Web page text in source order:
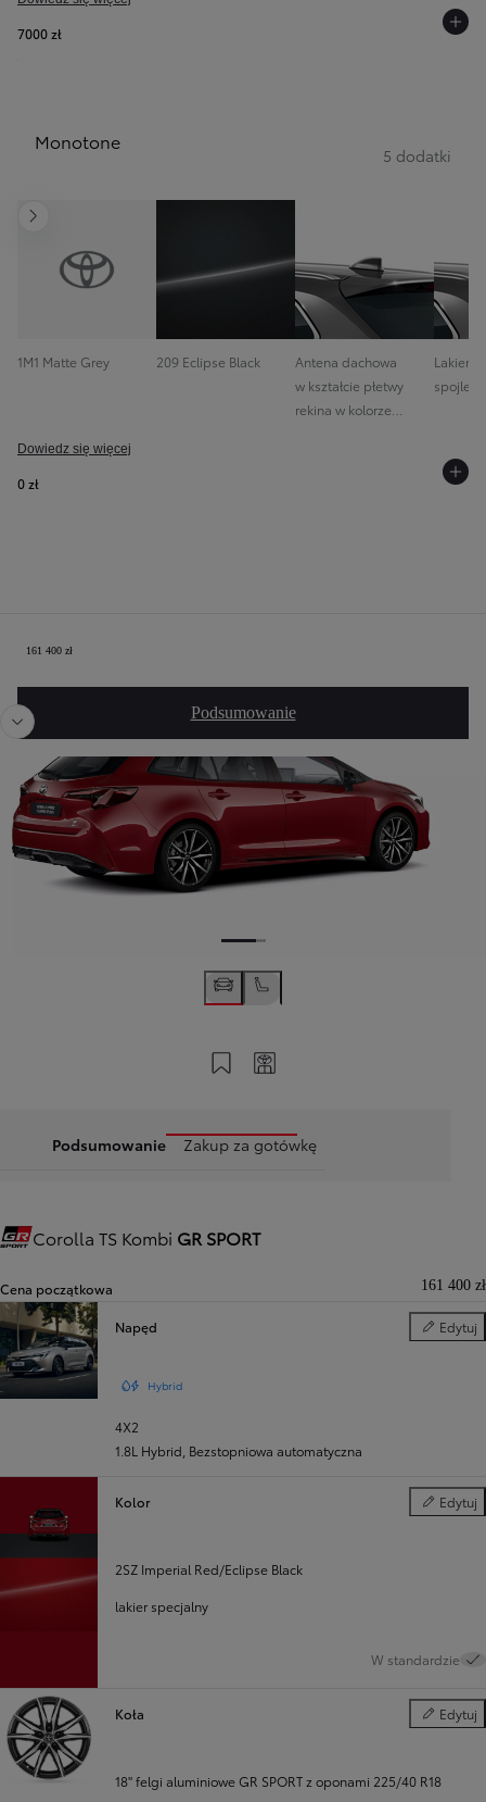
danych
7000 zł
Monotone
5 dodatki
Następny
1M1 Matte Grey 209 Eclipse Black
Antena dachowa
w kształcie płetwy
rekina w kolorze
spojler
Dowiedz się więcej
0 zł
161 400 zł
Podsumowanie
Twoja konfiguracja
Poprzedni
Zapisz na swoim koncie
Podsumowanie Zakup za gotówkę
Gazoo Racing
Corolla TS Kombi GR SPORT
Cena początkowa 161 400 zł
Napęd Edytuj
Napęd
Hybrid
4X2
1.8L Hybrid Bezstopniowa automatyczna
Kolor Edytuj
Kolor
2SZ Imperial Red/Eclipse Black
lakier specjalny
W standardzie
Koła Edytuj
Koła
18" felgi aluminiowe GR SPORT z oponami 225/40 R18